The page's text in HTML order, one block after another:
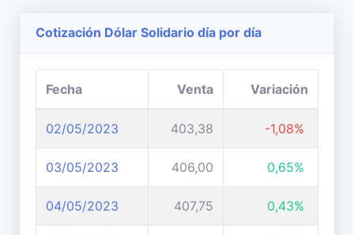
Cotización Dólar Solidario día por día
Fecha Venta Variación
02/05/2023 403,38 -1,08%
03/05/2023 406,00 0,65%
04/05/2023 407,75 0,43%